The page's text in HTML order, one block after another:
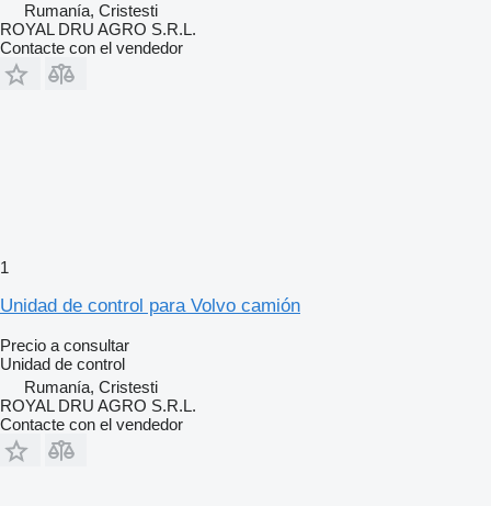
Rumanía, Cristesti
ROYAL DRU AGRO S.R.L.
Contacte con el vendedor
1
Unidad de control para Volvo camión
Precio a consultar
Unidad de control
Rumanía, Cristesti
ROYAL DRU AGRO S.R.L.
Contacte con el vendedor